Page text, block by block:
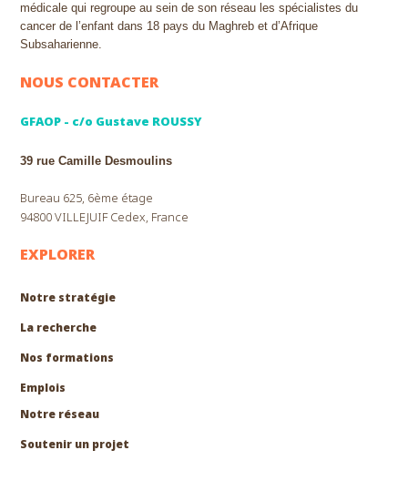
médicale qui regroupe au sein de son réseau les spécialistes du
cancer de l’enfant dans 18 pays du Maghreb et d’Afrique
Subsaharienne.
NOUS CONTACTER
GFAOP - c/o Gustave ROUSSY
39 rue Camille Desmoulins
Bureau 625, 6ème étage
94800 VILLEJUIF Cedex, France
EXPLORER
Notre stratégie
La recherche
Nos formations
Emplois
Notre réseau
Soutenir un projet